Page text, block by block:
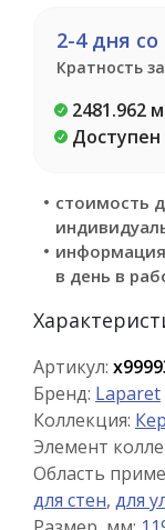
2-4 дня
Кратность
2481.962 м
стоимость
в день в
Артикул:
Бренд: Laparet
Коллекция:
Элемент
Область
для стен, для